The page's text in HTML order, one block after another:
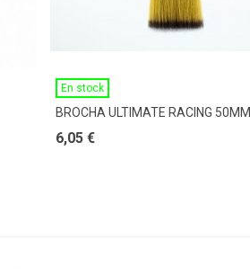
En stock
BROCHA ULTIMATE RACING 50MM
6,05 €